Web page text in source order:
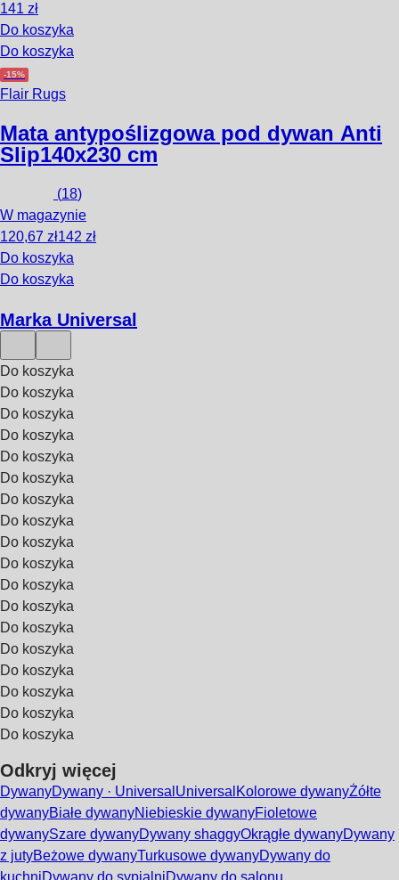
141 zł
Do koszyka
Do koszyka
-15%
Flair Rugs
Mata antypoślizgowa pod dywan Anti
Slip140x230 cm
(18)
W magazynie
120,67 zł142 zł
Do koszyka
Do koszyka
Marka Universal
Do koszyka
Do koszyka
Do koszyka
Do koszyka
Do koszyka
Do koszyka
Do koszyka
Do koszyka
Do koszyka
Do koszyka
Do koszyka
Do koszyka
Do koszyka
Do koszyka
Do koszyka
Do koszyka
Do koszyka
Do koszyka
Odkryj więcej
DywanyDywany · Universal Universal Kolorowe dywanyŻółte
dywanyBiałe dywanyNiebieskie dywanyFioletowe
dywanySzare dywanyDywany shaggyOkrągłe dywanyDywany
z jutyBeżowe dywanyTurkusowe dywanyDywany do
kuchniDywany do sypialniDywany do salonu